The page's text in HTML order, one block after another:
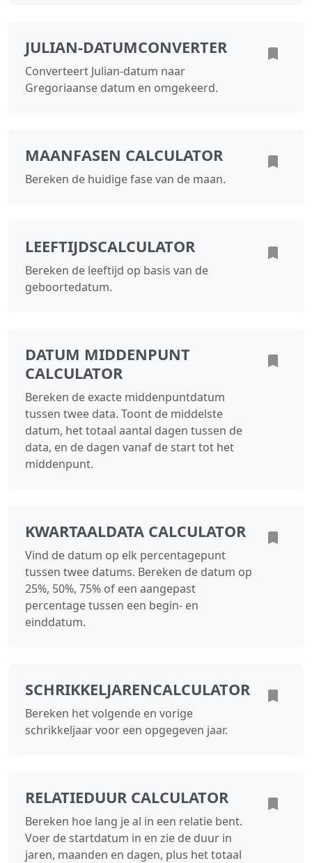
JULIAN-DATUMCONVERTER
Converteert Julian-datum naar
Gregoriaanse datum en omgekeerd.
MAANFASEN CALCULATOR
Bereken de huidige fase van de maan.
LEEFTIJDSCALCULATOR
Bereken de leeftijd op basis van de
geboortedatum.
DATUM MIDDENPUNT
CALCULATOR
Bereken de exacte middenpuntdatum
tussen twee data. Toont de middelste
datum, het totaal aantal dagen tussen de
data, en de dagen vanaf de start tot het
middenpunt.
KWARTAALDATA CALCULATOR
Vind de datum op elk percentagepunt
tussen twee datums. Bereken de datum op
25%, 50%, 75% of een aangepast
percentage tussen een begin- en
einddatum.
SCHRIKKELJARENCALCULATOR
Bereken het volgende en vorige
schrikkeljaar voor een opgegeven jaar.
RELATIEDUUR CALCULATOR
Bereken hoe lang je al in een relatie bent.
Voer de startdatum in en zie de duur in
jaren, maanden en dagen, plus het totaal